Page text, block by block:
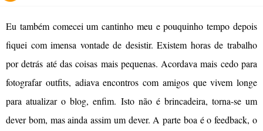
Eu também comecei um cantinho meu e pouquinho tempo depois
fiquei com imensa vontade de desistir. Existem horas de trabalho
por detrás até das coisas mais pequenas. Acordava mais cedo para
fotografar outfits, adiava encontros com amigos que vivem longe
para atualizar o blog, enfim. Isto não é brincadeira, torna-se um
dever bom, mas ainda assim um dever. A parte boa é o feedback, o